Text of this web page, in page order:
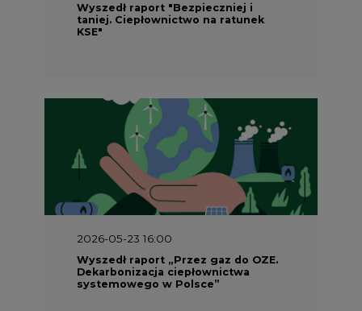
Wyszedł raport "Bezpieczniej i
taniej. Ciepłownictwo na ratunek
KSE"
2026-05-23 16:00
Wyszedł raport „Przez gaz do OZE.
Dekarbonizacja ciepłownictwa
systemowego w Polsce”